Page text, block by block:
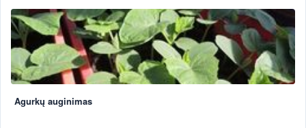
Agurkų auginimas